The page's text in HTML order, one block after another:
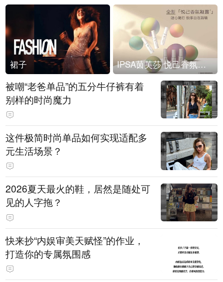
裙子 IPSA茵芙莎 悦己香氛凝露上市
被嘲“老爸单品”的五分牛仔裤有着
别样的时尚魔力
这件极简时尚单品如何实现适配多
元生活场景？
2026夏天最火的鞋，居然是随处可
见的人字拖？
快来抄“内娱审美天赋怪”的作业，
打造你的专属氛围感